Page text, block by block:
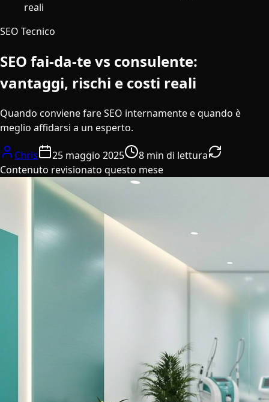
reali
SEO Tecnico
SEO fai-da-te vs consulente:
vantaggi, rischi e costi reali
Quando conviene fare SEO internamente e quando è
meglio affidarsi a un esperto.
Chris 25 maggio 2025
8 min di lettura
Contenuto revisionato questo mese